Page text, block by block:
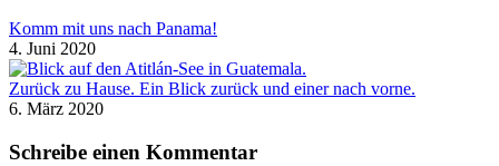
Komm mit uns nach Panama!
4. Juni 2020
Zurück zu Hause. Ein Blick zurück und einer nach vorne.
6. März 2020
Schreibe einen Kommentar